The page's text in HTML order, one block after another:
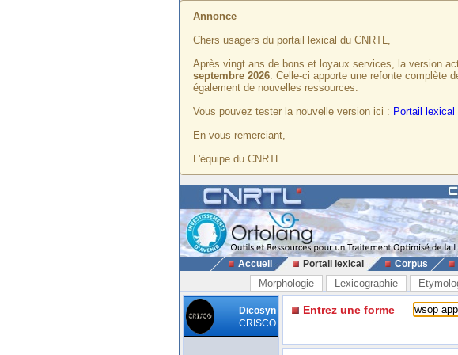
Annonce
Chers usagers du portail lexical du CNRTL,
Après vingt ans de bons et loyaux services, la version
septembre 2026. Celle-ci apporte une refonte complète
également de nouvelles ressources.
Vous pouvez tester la nouvelle version ici : Portail lexical
En vous remerciant,
L'équipe du CNRTL
Accueil Portail lexical Corpus
Morphologie Lexicographie
Dicosyn
CRISCO
Entrez une forme